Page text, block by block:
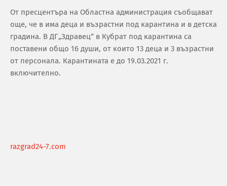
От пресцентъра на Областна администрация съобщават
още, че в има деца и възрастни под карантина и в детска
градина. В ДГ„Здравец“ в Кубрат под карантина са
поставени общо 16 души, от които 13 деца и 3 възрастни
от персонала. Карантината е до 19.03.2021 г.
включително.
razgrad24-7.com